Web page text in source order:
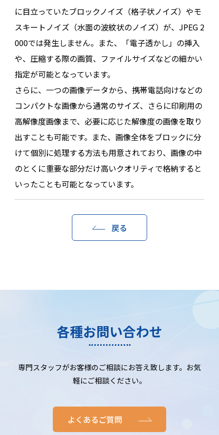
に目立っていたブロックノイズ（格子状ノイズ）やモ
スキートノイズ（水面の波紋状のノイズ）が、JPEG 2
000では発生しません。また、「電子透かし」の挿入
や、圧縮する際の画質、ファイルサイズなどの細かい
指定が可能となっています。
さらに、一つの画像データから、携帯電話向けなどの
コンパクトな画像から通常のサイズ、さらに印刷用の
高解像度画像まで、必要に応じた解像度の画像を取り
出すことも可能です。また、画像全体をブロックに分
けて個別に処理する方法も用意されており、画像の中
のとくに重要な部分だけ高いクオリティで格納すると
いったことも可能となっています。
戻る
各種お問い合わせ
専門スタッフがお客様のご相談にお答え致します。お気
軽にご相談ください。
よくあるご質問